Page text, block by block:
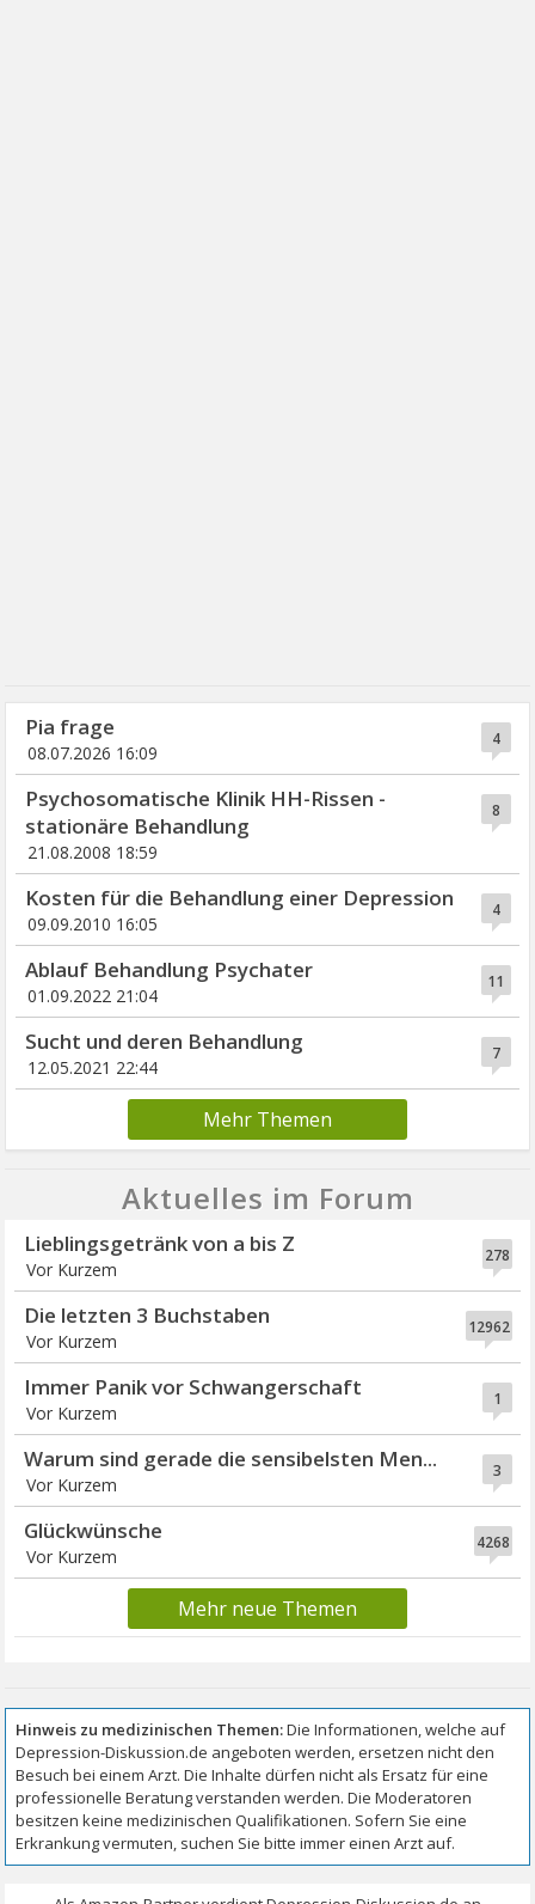
4
Pia frage
08.07.2026 16:09
8
Psychosomatische Klinik HH-Rissen -
stationäre Behandlung
21.08.2008 18:59
4
Kosten für die Behandlung einer Depression
09.09.2010 16:05
11
Ablauf Behandlung Psychater
01.09.2022 21:04
7
Sucht und deren Behandlung
12.05.2021 22:44
Mehr Themen
Aktuelles im Forum
278
Lieblingsgetränk von a bis Z
Vor Kurzem
12962
Die letzten 3 Buchstaben
Vor Kurzem
1
Immer Panik vor Schwangerschaft
Vor Kurzem
3
Warum sind gerade die sensibelsten Men...
Vor Kurzem
4268
Glückwünsche
Vor Kurzem
Mehr neue Themen